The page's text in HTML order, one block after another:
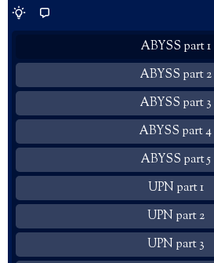
ABYSS part 1
ABYSS part 2
ABYSS part 3
ABYSS part 4
ABYSS part 5
UPN part 1
UPN part 2
UPN part 3